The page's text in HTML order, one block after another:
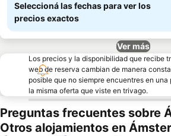
Seleccioná las fechas para ver los
precios exactos
Ver más
Los precios y la disponibilidad que recibe
web de reserva cambian de manera
posible que no siempre encuentres en
la misma oferta que viste en trivago.
Preguntas frecuentes sobre
Otros alojamientos en